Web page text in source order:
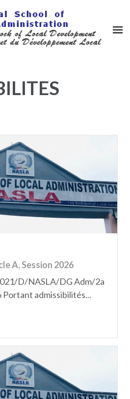
A, Session 2026
D/NASLA/DG Adm/2a
Portant admissibilités...